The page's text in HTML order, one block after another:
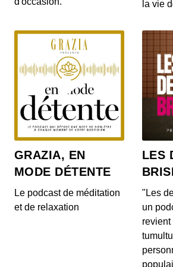
Le Range Rover et le
quelques nouveautés !
S12E140: L'actu
00:04:05 - IL Y A 6 ANS
Au menu de ce vendredi
du Cupra Formentor, la
S12E139: L'actu
00:03:46 - IL Y A 6 ANS
Au menu du JT du jour :
Black Series, la Porsche
S12E138: L'actu
00:03:40 - IL Y A 6 ANS
la vie
GRAZIA, EN
MODE DÉTENTE
Le podcast de méditation
et de relaxation
LES
"Les
un